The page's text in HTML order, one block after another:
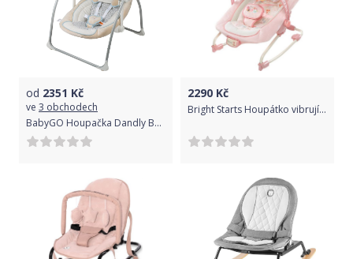
od 2351 Kč
ve 3 obchodech
BabyGO Houpačka Dandly Beige
2290 Kč
Bright Starts Houpátko vibrující s melodií Felicity Floral 0m+, do 18kg, 2018